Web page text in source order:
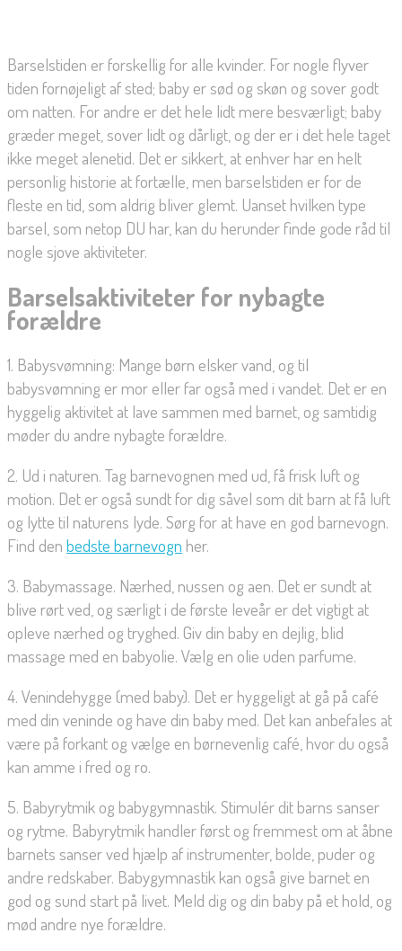
Barselstiden er forskellig for alle kvinder. For nogle flyver
tiden fornøjeligt af sted; baby er sød og skøn og sover godt
om natten. For andre er det hele lidt mere besværligt; baby
græder meget, sover lidt og dårligt, og der er i det hele taget
ikke meget alenetid. Det er sikkert, at enhver har en helt
personlig historie at fortælle, men barselstiden er for de
fleste en tid, som aldrig bliver glemt. Uanset hvilken type
barsel, som netop DU har, kan du herunder finde gode råd til
nogle sjove aktiviteter.
Barselsaktiviteter for nybagte
forældre
1. Babysvømning: Mange børn elsker vand, og til
babysvømning er mor eller far også med i vandet. Det er en
hyggelig aktivitet at lave sammen med barnet, og samtidig
møder du andre nybagte forældre.
2. Ud i naturen. Tag barnevognen med ud, få frisk luft og
motion. Det er også sundt for dig såvel som dit barn at få luft
og lytte til naturens lyde. Sørg for at have en god barnevogn.
Find den bedste barnevogn her.
3. Babymassage. Nærhed, nussen og aen. Det er sundt at
blive rørt ved, og særligt i de første leveår er det vigtigt at
opleve nærhed og tryghed. Giv din baby en dejlig, blid
massage med en babyolie. Vælg en olie uden parfume.
4. Venindehygge (med baby). Det er hyggeligt at gå på café
med din veninde og have din baby med. Det kan anbefales at
være på forkant og vælge en børnevenlig café, hvor du også
kan amme i fred og ro.
5. Babyrytmik og babygymnastik. Stimulér dit barns sanser
og rytme. Babyrytmik handler først og fremmest om at åbne
barnets sanser ved hjælp af instrumenter, bolde, puder og
andre redskaber. Babygymnastik kan også give barnet en
god og sund start på livet. Meld dig og din baby på et hold, og
mød andre nye forældre.